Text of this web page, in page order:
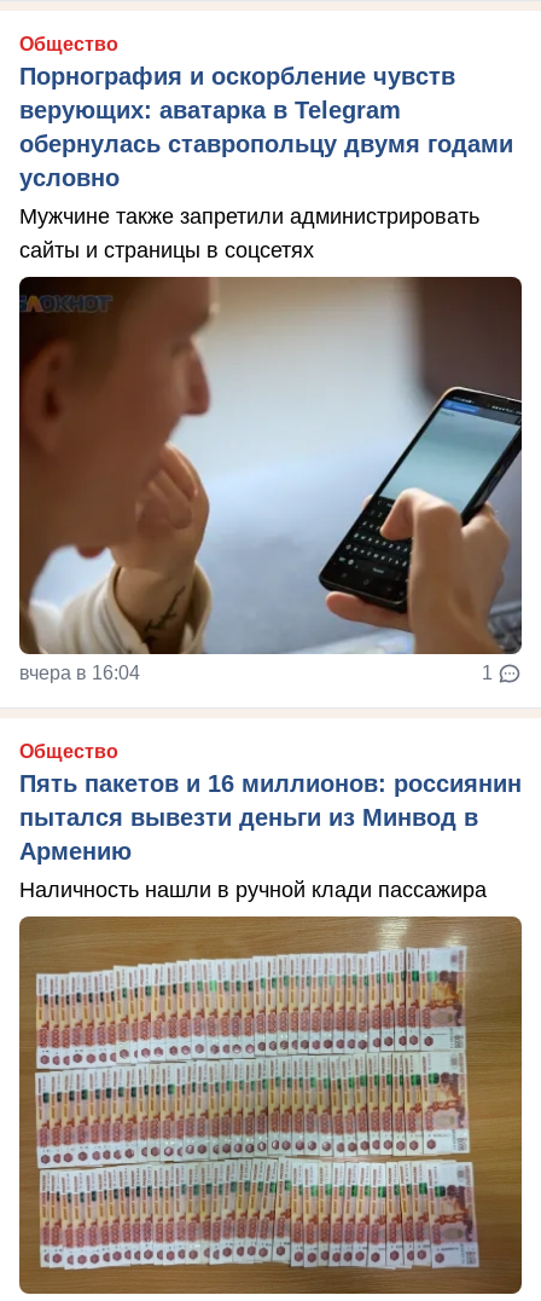
Общество
Порнография и оскорбление чувств
верующих: аватарка в Telegram
обернулась ставропольцу двумя годами
условно
Мужчине также запретили администрировать
сайты и страницы в соцсетях
вчера в 16:04 1
Общество
Пять пакетов и 16 миллионов: россиянин
пытался вывезти деньги из Минвод в
Армению
Наличность нашли в ручной клади пассажира